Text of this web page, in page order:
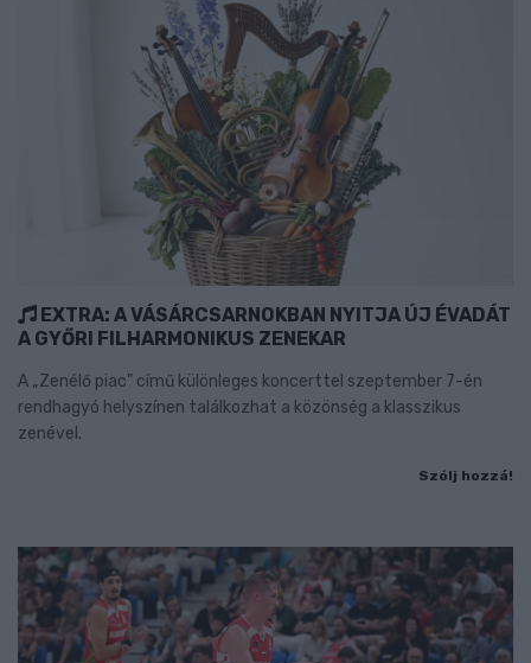
EXTRA: A VÁSÁRCSARNOKBAN NYITJA ÚJ ÉVADÁT
A GYŐRI FILHARMONIKUS ZENEKAR
A „Zenélő piac” című különleges koncerttel szeptember 7-én
rendhagyó helyszínen találkozhat a közönség a klasszikus
zenével.
Szólj hozzá!